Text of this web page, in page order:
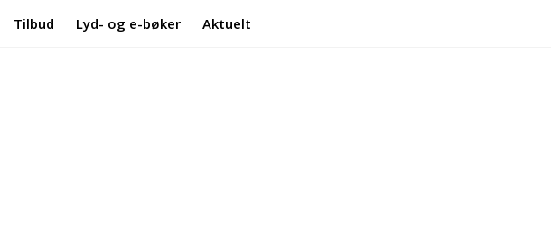
Tilbud Lyd- og e-bøker Aktuelt